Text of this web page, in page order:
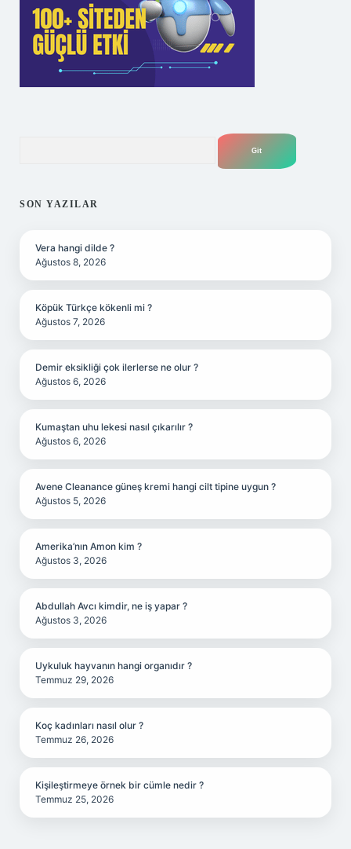
SON YAZILAR
Vera hangi dilde ?
Ağustos 8, 2026
Köpük Türkçe kökenli mi ?
Ağustos 7, 2026
Demir eksikliği çok ilerlerse ne olur ?
Ağustos 6, 2026
Kumaştan uhu lekesi nasıl çıkarılır ?
Ağustos 6, 2026
Avene Cleanance güneş kremi hangi cilt tipine uygun ?
Ağustos 5, 2026
Amerika’nın Amon kim ?
Ağustos 3, 2026
Abdullah Avcı kimdir, ne iş yapar ?
Ağustos 3, 2026
Uykuluk hayvanın hangi organıdır ?
Temmuz 29, 2026
Koç kadınları nasıl olur ?
Temmuz 26, 2026
Kişileştirmeye örnek bir cümle nedir ?
Temmuz 25, 2026